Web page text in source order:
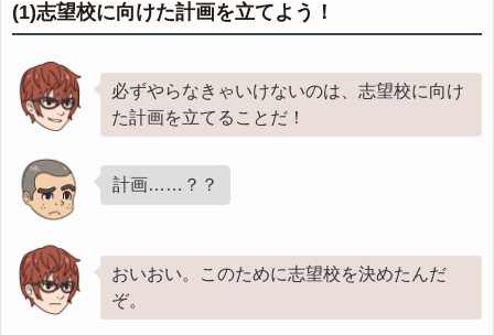
(1)志望校に向けた計画を立てよう！
必ずやらなきゃいけないのは、志望校に向け
た計画を立てることだ！
計画……？？
おいおい。このために志望校を決めたんだ
ぞ。